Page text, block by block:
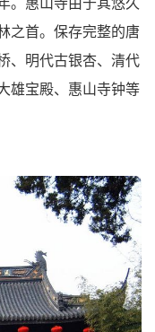
之首。保存完整的唐
、明代古银杏、清代
雄宝殿、惠山寺钟等